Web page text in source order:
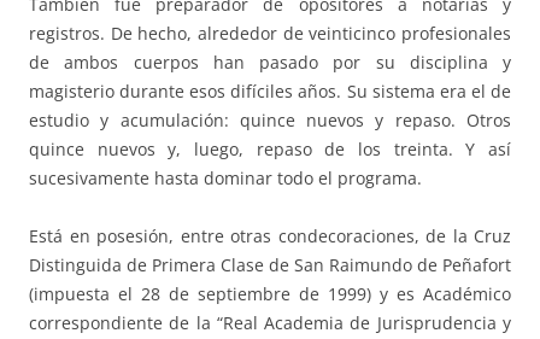
También fue preparador de opositores a notarías y
registros. De hecho, alrededor de veinticinco profesionales
de ambos cuerpos han pasado por su disciplina y
magisterio durante esos difíciles años. Su sistema era el de
estudio y acumulación: quince nuevos y repaso. Otros
quince nuevos y, luego, repaso de los treinta. Y así
sucesivamente hasta dominar todo el programa.
Está en posesión, entre otras condecoraciones, de la Cruz
Distinguida de Primera Clase de San Raimundo de Peñafort
(impuesta el 28 de septiembre de 1999) y es Académico
correspondiente de la “Real Academia de Jurisprudencia y